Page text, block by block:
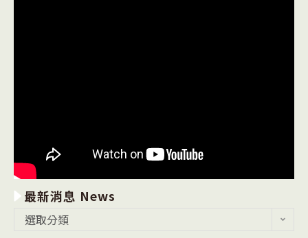
最新消息 News
選取分類